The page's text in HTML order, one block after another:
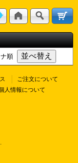
順
ご注文について
人情報について